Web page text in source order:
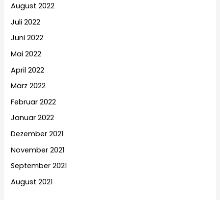
August 2022
Juli 2022
Juni 2022
Mai 2022
April 2022
März 2022
Februar 2022
Januar 2022
Dezember 2021
November 2021
September 2021
August 2021